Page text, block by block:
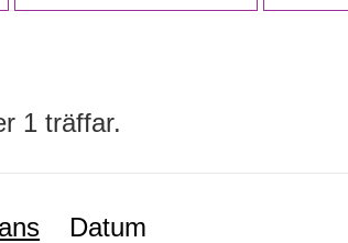
1 träffar.
Datum